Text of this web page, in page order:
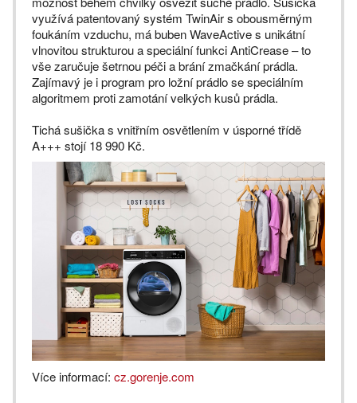
využívá patentovaný systém TwinAir s obousměrným
foukáním vzduchu, má buben WaveActive s unikátní
vlnovitou strukturou a speciální funkci AntiCrease – to
vše zaručuje šetrnou péči a brání zmačkání prádla.
Zajímavý je i program pro ložní prádlo se speciálním
algoritmem proti zamotání velkých kusů prádla.
Tichá sušička s vnitřním osvětlením v úsporné třídě
A+++ stojí 18 990 Kč.
Více informací: cz.gorenje.com